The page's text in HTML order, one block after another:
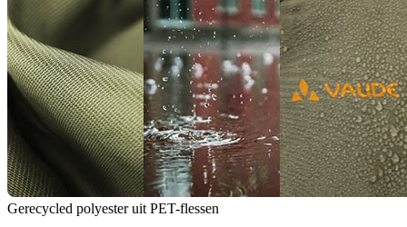
Gerecycled polyester uit PET-flessen